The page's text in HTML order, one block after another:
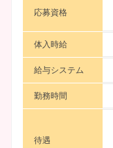
応募資格
体入時給
給与システム
勤務時間
待遇